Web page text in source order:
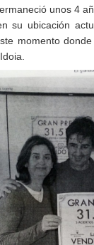
unos 4
su ubicación
momento